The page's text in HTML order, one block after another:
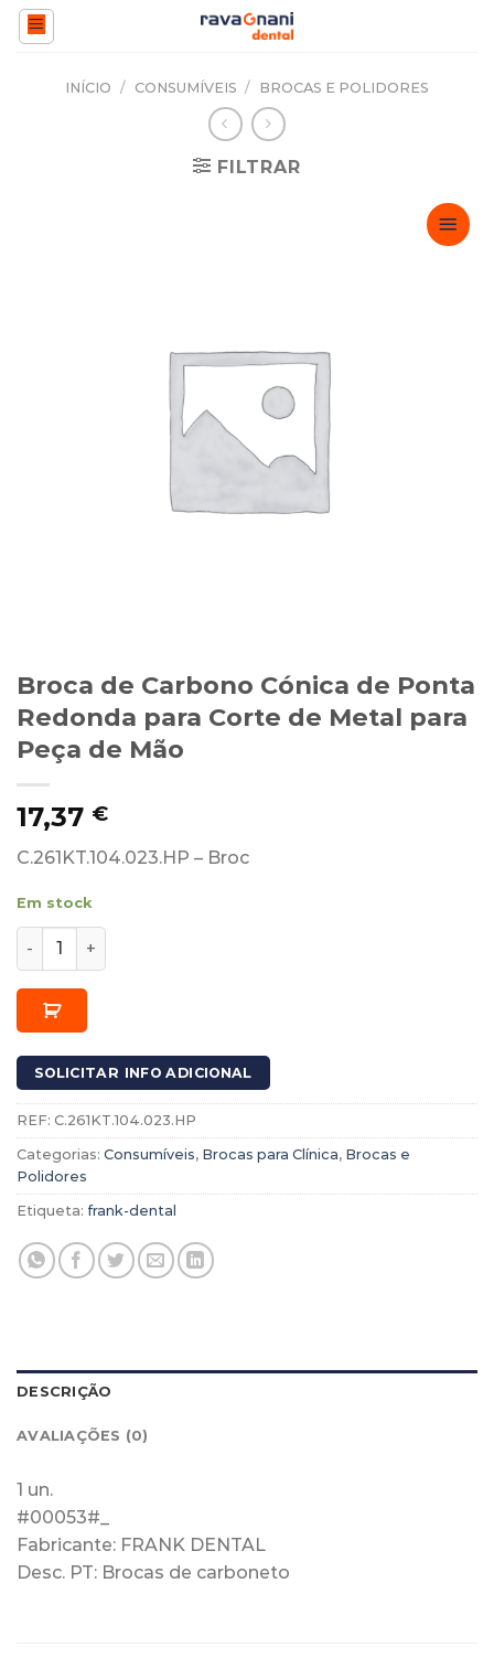
Skip
INÍCIO / CONSUMÍVEIS / BROCAS E POLIDORES
FILTRAR
Broca de Carbono Cónica de Ponta
Redonda para Corte de Metal para
Peça de Mão
17,37 €
C.261KT.104.023.HP – Broc
Em stock
Quantidade de Broca de Carbono Cónica de Ponta
SOLICITAR INFO ADICIONAL
REF: C.261KT.104.023.HP
Categorias: Consumíveis, Brocas para Clínica, Brocas e
Polidores
Etiqueta: frank-dental
DESCRIÇÃO
AVALIAÇÕES (0)
1 un.
#00053#_
Fabricante: FRANK DENTAL
Desc. PT: Brocas de carboneto